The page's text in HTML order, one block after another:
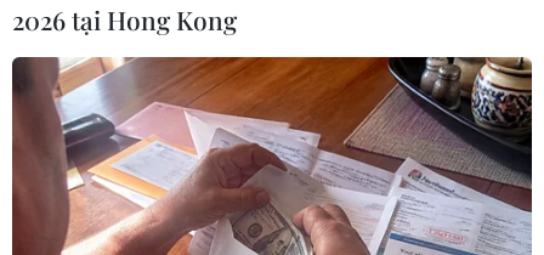
đào tạo tú tài Anh quốc, trong đó, đề thi các môn
Toán, Vật lý, Hóa học bằng tiếng Anh.
Với môn tiếng Anh, học sinh phải dự thi 2 phần,
gồm: bài thi viết luận bằng tiếng Anh và phần
thi nói theo chủ đề do học sinh bắt thăm ngẫu
nhiên./.
2026 tại Hong Kong